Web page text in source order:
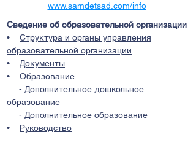
www.samdetsad.com/info
Сведение об образовательной организации
• Структура и органы управления
образовательной организации
• Документы
• Образование
- Дополнительное дошкольное
образование
- Дополнительное образование
• Руководство